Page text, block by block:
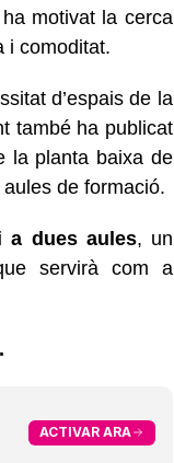
motivat la cerca
i comoditat.
d’espais de la
també ha publicat
la planta baixa de
de formació.
a dues aules, un
servirà com a
ACTIVAR ARA